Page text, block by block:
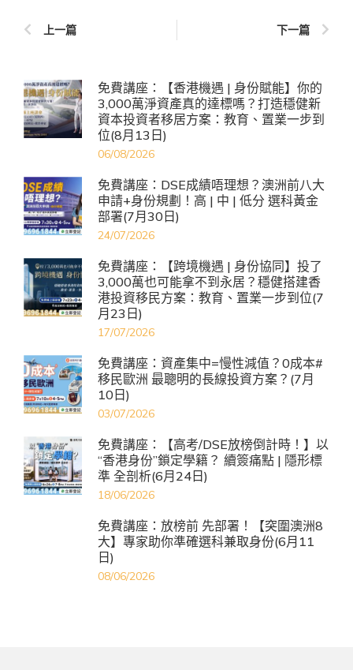
上一篇 下一篇
免費講座：【香港機遇 | 身份賦能】你的
3,000萬淨資產真的達標嗎？打造穩健新
資本投資者移居方案：教育、置業一步到
位(8月13日)
06/08/2026
免費講座：DSE成績唔理想？澳洲前八大
申請+身份規劃！高 | 中 | 低分 選科黃金
部署(7月30日)
24/07/2026
免費講座：【跨境機遇 | 身份協同】投了
3,000萬也可能拿不到永居？穩健搭建香
港投資移民方案：教育、置業一步到位(7
月23日)
17/07/2026
免費講座：資產集中=慢性減值？0成本#
移民歐洲 最聰明的長線投資方案？(7月
10日)
03/07/2026
免費講座：【高考/DSE放榜倒計時！】以
“香港身份”鎖定學籍？ 續簽痛點 | 隱形標
準 全剖析(6月24日)
18/06/2026
免費講座：放榜前 先部署！【突圍澳洲8
大】專家助你準確選科兼取身份(6月11
日)
08/06/2026